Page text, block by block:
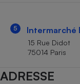
5 Intermarché
15 Rue Didot
75014 Paris
ADRESSE